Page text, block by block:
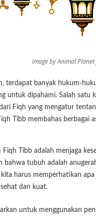
Image by Animal
terdapat banyak hukum-
untuk dipahami. Salah satu
Fiqh yang mengatur
Tibb membahas berbagai
Tibb adalah menjaga
tubuh adalah
harus memperhatikan
dan kuat.
untuk menggunakan